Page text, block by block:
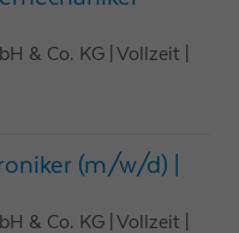
& Co. KG | Vollzeit
(m/w/d) |
& Co. KG | Vollzeit